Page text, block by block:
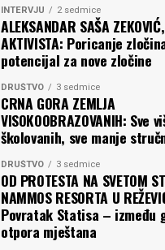
INTERVJU 2 sedmice
ALEKSANDAR SAŠA
AKTIVISTA: Poricanje
potencijal za nove zločine
DRUŠTVO 3 sedmice
CRNA GORA ZEMLJA
VISOKOOBRAZOVANIH: Sve
školovanih, sve manje
DRUŠTVO 3 sedmice
OD PROTESTA NA SVETOM
NAMMOS RESORTA U
Povratak Statisa – između
otpora mještana